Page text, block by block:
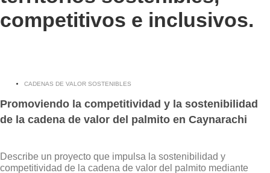
competitivos e inclusivos.
CADENAS DE VALOR SOSTENIBLES
Promoviendo la competitividad y la sostenibilidad
de la cadena de valor del palmito en Caynarachi
Describe un proyecto que impulsa la sostenibilidad y
competitividad de la cadena de valor del palmito mediante